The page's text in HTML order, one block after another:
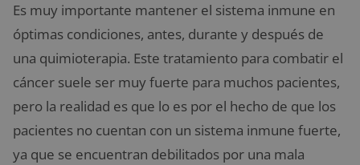
Es muy importante mantener el sistema inmune en
óptimas condiciones, antes, durante y después de
una quimioterapia. Este tratamiento para combatir el
cáncer suele ser muy fuerte para muchos pacientes,
pero la realidad es que lo es por el hecho de que los
pacientes no cuentan con un sistema inmune fuerte,
ya que se encuentran debilitados por una mala